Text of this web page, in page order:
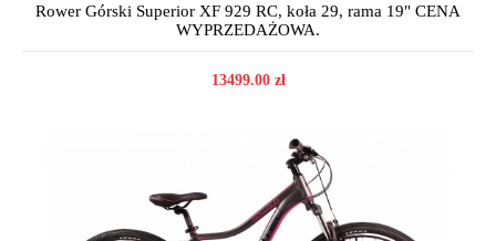
Rower Górski Superior XF 929 RC, koła 29, rama 19" CENA
WYPRZEDAŻOWA.
13499.00 zł